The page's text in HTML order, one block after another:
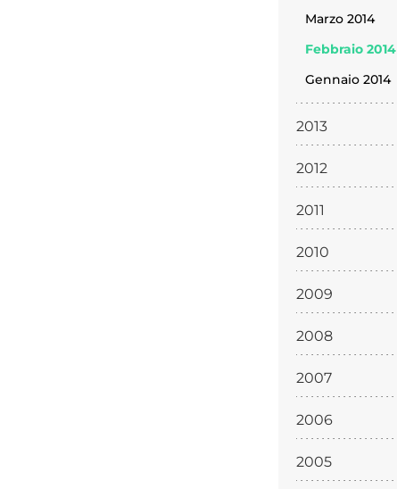
Marzo 2014
Febbraio 2014
Gennaio 2014
2013
2012
2011
2010
2009
2008
2007
2006
2005